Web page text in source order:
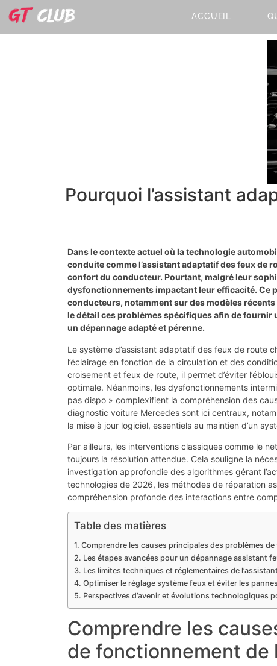
ACCUEIL
Pourquoi l’assistant
Dans le contexte actuel où la technologie
conduite comme l’assistant adaptatif des feux de
confort du conducteur. Pourtant, malgré leur
dysfonctionnements impactant leur efficacité. Ce
conducteurs, notamment sur des modèles
le détail ces problèmes spécifiques afin de
un dépannage adapté et pérenne.
Le système d’assistant adaptatif des feux de route
l’éclairage en fonction de la circulation et des
croisement et feux de route, il permet d’éviter
optimale. Néanmoins, les dysfonctionnements
pas dispo » complexifient la compréhension des
diagnostic voiture Mercedes sont ici centraux,
la mise à jour logiciel, essentiels au maintien d’un
Par ailleurs, les interventions classiques comme le
toujours la résolution attendue. Cela souligne la
investigation approfondie des algorithmes gérant
technologies de 2026, les méthodes de réparation
compréhension profonde des interactions entre
Table des matières
Comprendre les causes principales des problèmes
Les étapes avancées pour un dépannage assistant
Les limites techniques et réglementaires de
Optimiser le réglage système feux et éviter les
Perspectives d’avenir et évolutions technologiques
Comprendre les
de fonctionnement de